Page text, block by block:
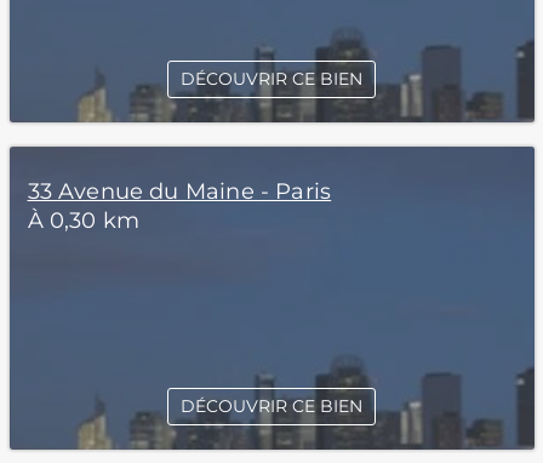
DÉCOUVRIR CE BIEN
33 Avenue du Maine - Paris
À 0,30 km
DÉCOUVRIR CE BIEN